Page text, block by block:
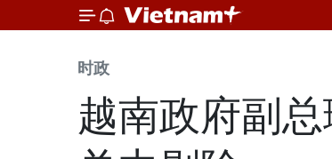
时政
越南政府副